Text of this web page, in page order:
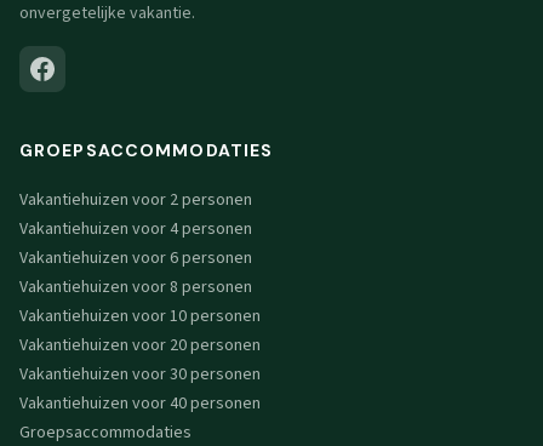
onvergetelijke vakantie.
GROEPSACCOMMODATIES
Vakantiehuizen voor 2 personen
Vakantiehuizen voor 4 personen
Vakantiehuizen voor 6 personen
Vakantiehuizen voor 8 personen
Vakantiehuizen voor 10 personen
Vakantiehuizen voor 20 personen
Vakantiehuizen voor 30 personen
Vakantiehuizen voor 40 personen
Groepsaccommodaties